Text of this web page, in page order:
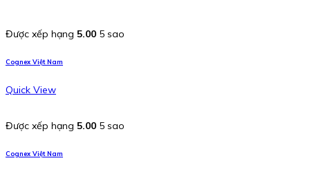
Được xếp hạng 5.00 5 sao
Cognex Việt Nam
Quick View
Được xếp hạng 5.00 5 sao
Cognex Việt Nam